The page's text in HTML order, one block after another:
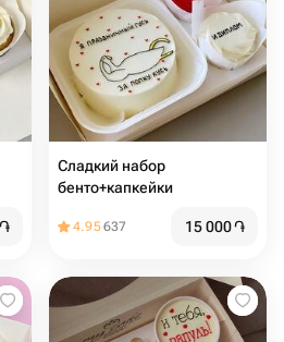
֏
Сладкий набор
бенто+капкейки
4.95637 15 000֏